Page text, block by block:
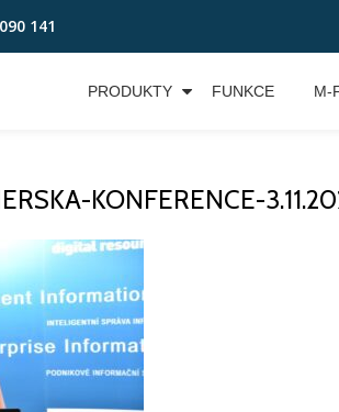
141
PRODUKTY FUNKCE M-
KONFERENCE-